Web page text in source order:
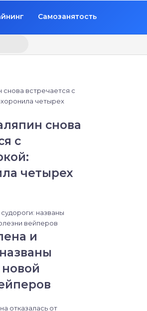
Самозанятость
снова
с
четырех
и